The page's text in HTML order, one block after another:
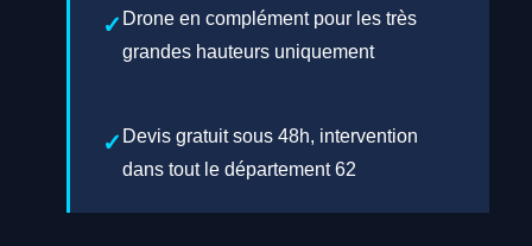
Drone en complément pour les très
grandes hauteurs uniquement
Devis gratuit sous 48h, intervention
dans tout le département 62